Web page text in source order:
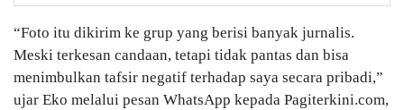
“Foto itu dikirim ke grup yang berisi banyak jurnalis.
Meski terkesan candaan, tetapi tidak pantas dan bisa
menimbulkan tafsir negatif terhadap saya secara pribadi,”
ujar Eko melalui pesan WhatsApp kepada Pagiterkini.com,